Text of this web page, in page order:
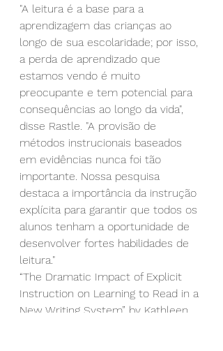
"A leitura é a base para a
aprendizagem das crianças ao
longo de sua escolaridade; por isso,
a perda de aprendizado que
estamos vendo é muito
preocupante e tem potencial para
consequências ao longo da vida",
disse Rastle. "A provisão de
métodos instrucionais baseados
em evidências nunca foi tão
importante. Nossa pesquisa
destaca a importância da instrução
explícita para garantir que todos os
alunos tenham a oportunidade de
desenvolver fortes habilidades de
leitura."
“The Dramatic Impact of Explicit
Instruction on Learning to Read in a
New Writing System” by Kathleen